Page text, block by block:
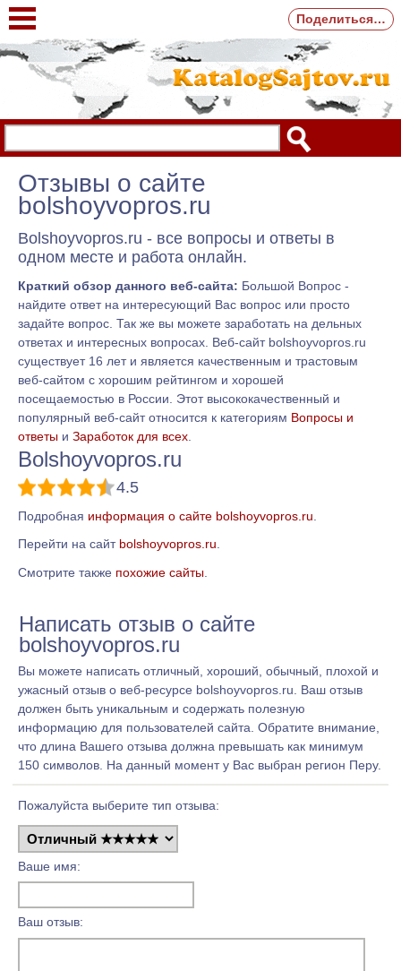
Отзывы о сайте
bolshoyvopros.ru
Bolshoyvopros.ru - все вопросы и ответы в
одном месте и работа онлайн.
Краткий обзор данного веб-сайта: Большой Вопрос -
найдите ответ на интересующий Вас вопрос или просто
задайте вопрос. Так же вы можете заработать на дельных
ответах и интересных вопросах. Веб-сайт bolshoyvopros.ru
существует 16 лет и является качественным и трастовым
веб-сайтом с хорошим рейтингом и хорошей
посещаемостью в России. Этот высококачественный и
популярный веб-сайт относится к категориям Вопросы и
ответы и Заработок для всех
Bolshoyvopros.ru
4.5
Подробная информация о сайте bolshoyvopros.ru
Перейти на сайт bolshoyvopros.ru.
Смотрите также похожие сайты
Написать отзыв о сайте
bolshoyvopros.ru
Вы можете написать отличный, хороший, обычный, плохой и
ужасный отзыв о веб-ресурсе bolshoyvopros.ru. Ваш отзыв
должен быть уникальным и содержать полезную
информацию для пользователей сайта. Обратите внимание,
что длина Вашего отзыва должна превышать как минимум
150 символов. На данный момент у Вас выбран регион Перу.
Пожалуйста выберите тип отзыва:
Ваше имя:
Ваш отзыв:
Поделиться…